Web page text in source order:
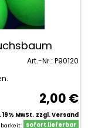
Art.-Nr.: P90120
2,00 €
19% MwSt. zzgl. Versand
sofort lieferbar